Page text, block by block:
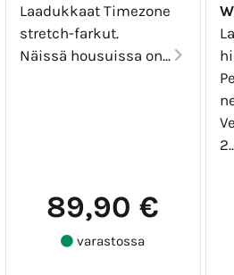
Laadukkaat Timezone
stretch-farkut.
Näissä housuissa on...
89,90 €
varastossa